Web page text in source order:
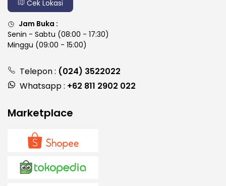
Cek Lokasi
Jam Buka :
Senin - Sabtu (08:00 - 17:30)
Minggu (09:00 - 15:00)
Telepon : (024) 3522022
Whatsapp : +62 811 2902 022
Marketplace